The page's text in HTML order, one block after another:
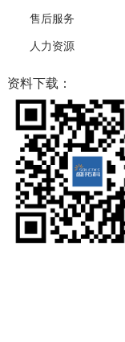
售后服务
人力资源
资料下载：